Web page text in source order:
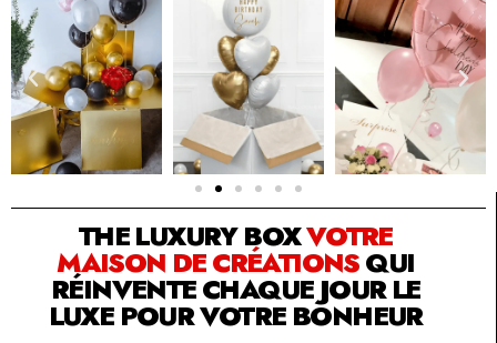
SOLUTION PAR THE LUXURY BOX & CO
THE LUXURY BOXVOTRE
MAISON DE CRÉATIONSQUI
RÉINVENTE CHAQUE JOUR LE
LUXE POUR VOTRE BONHEUR